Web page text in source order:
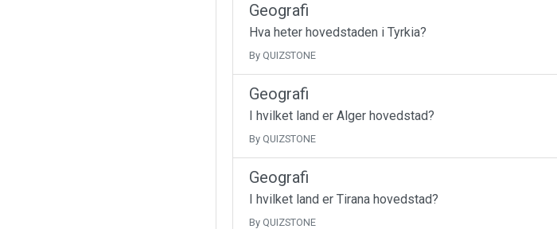
Geografi
Hva heter hovedstaden i Tyrkia?
By QUIZSTONE
Geografi
I hvilket land er Alger hovedstad?
By QUIZSTONE
Geografi
I hvilket land er Tirana hovedstad?
By QUIZSTONE